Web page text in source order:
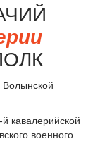
Волынской
кавалерийской
военного